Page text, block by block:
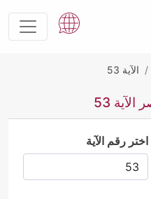
الآية 53
53
اختر رقم الآية